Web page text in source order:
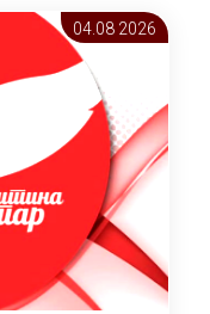
од 3
на
04.08 2026